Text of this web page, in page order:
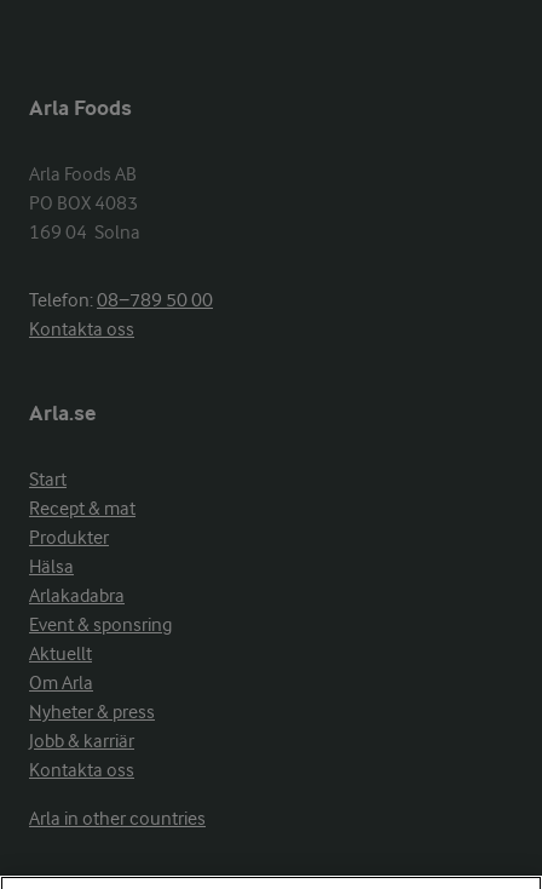
Arla Foods
Arla Foods AB
PO BOX 4083
169 04  Solna
Telefon:08−789 50 00
Kontakta oss
Arla.se
Start
Recept & mat
Produkter
Hälsa
Arlakadabra
Event & sponsring
Aktuellt
Om Arla
Nyheter & press
Jobb & karriär
Kontakta oss
Arla in other countries